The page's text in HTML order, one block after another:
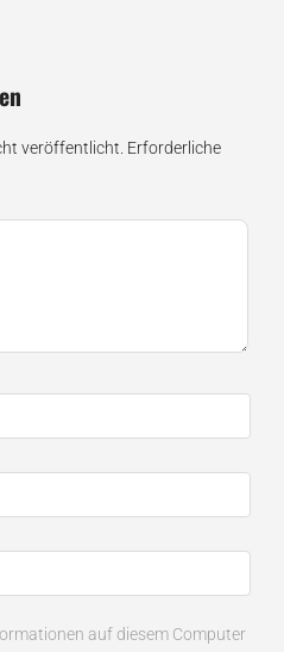
veröffentlicht. Erforderliche
auf diesem Computer